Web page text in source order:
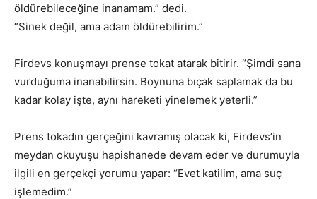
öldürebileceğine inanamam.” dedi.
“Sinek değil, ama adam öldürebilirim.”
Firdevs konuşmayı prense tokat atarak bitirir. “Şimdi sana
vurduğuma inanabilirsin. Boynuna bıçak saplamak da bu
kadar kolay işte, aynı hareketi yinelemek yeterli.”
Prens tokadın gerçeğini kavramış olacak ki, Firdevs’in
meydan okuyuşu hapishanede devam eder ve durumuyla
ilgili en gerçekçi yorumu yapar: “Evet katilim, ama suç
işlemedim.”